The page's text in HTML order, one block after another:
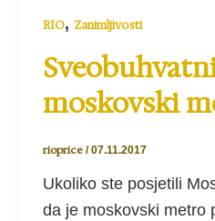
RIO, Zanimljivosti
moskovski
rioprice /07.11.2017
Ukoliko ste posjetili
da je moskovski metro